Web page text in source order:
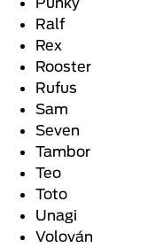
Ralf
Rex
Rooster
Rufus
Sam
Seven
Tambor
Teo
Toto
Unagi
Volován